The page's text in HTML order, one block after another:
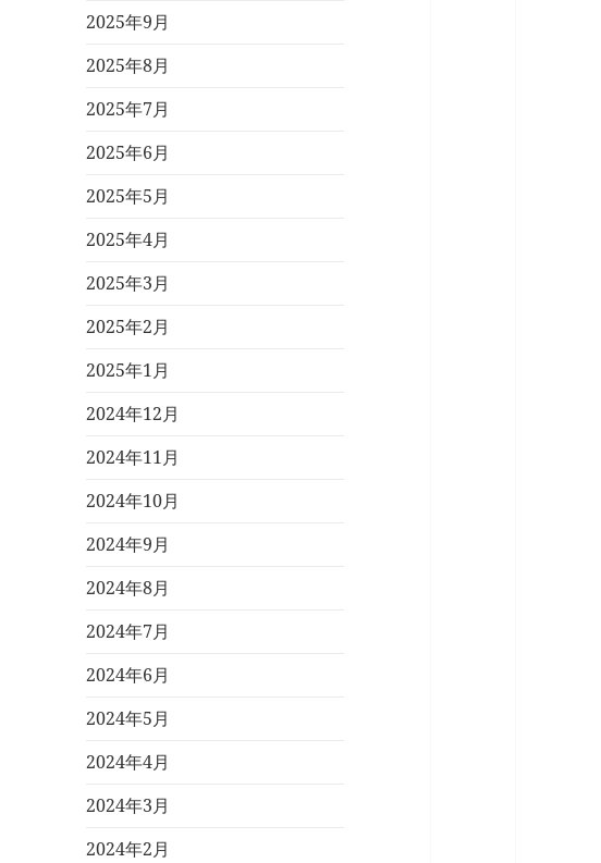
2025年9月
2025年8月
2025年7月
2025年6月
2025年5月
2025年4月
2025年3月
2025年2月
2025年1月
2024年12月
2024年11月
2024年10月
2024年9月
2024年8月
2024年7月
2024年6月
2024年5月
2024年4月
2024年3月
2024年2月